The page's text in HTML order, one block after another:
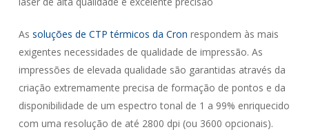
As soluções de CTP térmicos da Cron respondem às mais
exigentes necessidades de qualidade de impressão. As
impressões de elevada qualidade são garantidas através da
criação extremamente precisa de formação de pontos e da
disponibilidade de um espectro tonal de 1 a 99% enriquecido
com uma resolução de até 2800 dpi (ou 3600 opcionais).